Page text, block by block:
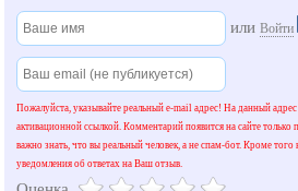
илиВойти
Пожалуйста, указывайте реальный e-mail адрес! На данный
активационной ссылкой. Комментарий появится на сайте только
важно знать, что вы реальный человек, а не спам-бот. Кроме
уведомления об ответах на Ваш отзыв.